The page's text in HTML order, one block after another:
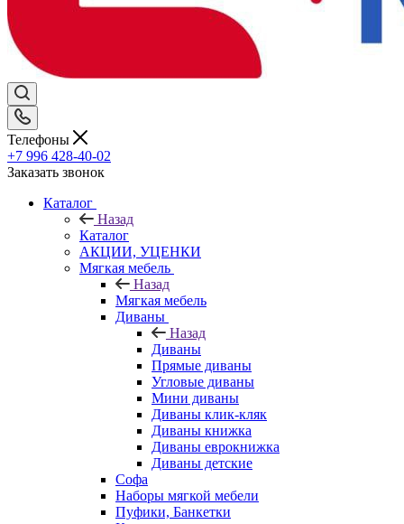
Телефоны
+7 996 428-40-02
Заказать звонок
Каталог
Назад
Каталог
АКЦИИ, УЦЕНКИ
Мягкая мебель
Назад
Мягкая мебель
Диваны
Назад
Диваны
Прямые диваны
Угловые диваны
Мини диваны
Диваны клик-кляк
Диваны книжка
Диваны еврокнижка
Диваны детские
Софа
Наборы мягкой мебели
Пуфики, Банкетки